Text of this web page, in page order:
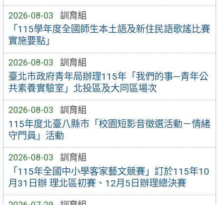
2026-08-03 訓育組
「115學年度全國師生本土語及新住民語歌謠比賽
實施要點」
2026-08-03 訓育組
臺北市政府青年局辦理115年「我們的事—青年公
共素養實驗室」北投區及大同區場次
2026-08-03 訓育組
115年度北臺八縣市「校園短影音徵選活動－情緒
守門員」活動
2026-08-03 訓育組
「115年全國中小學客家藝文競賽」訂於115年10
月31日辦 理北區初賽、12月5日辦理總決賽